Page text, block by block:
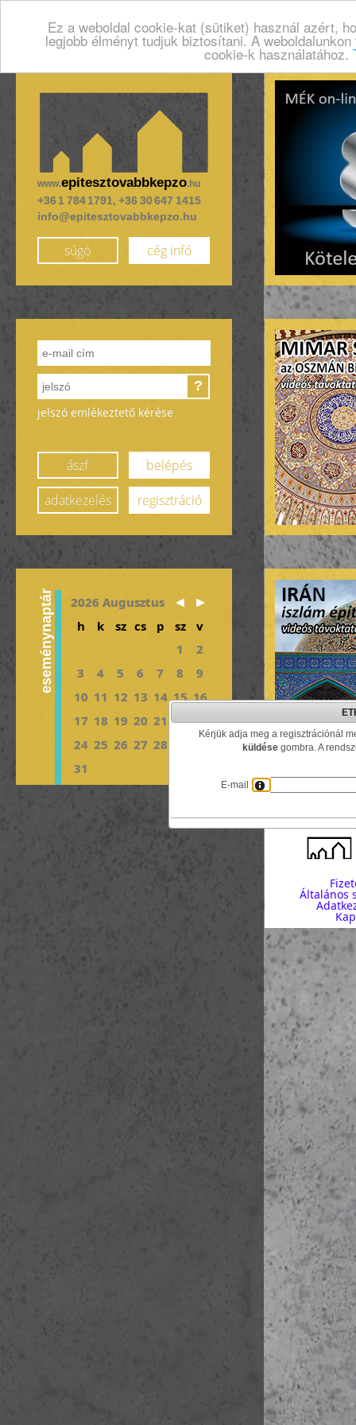
Ez a weboldal cookie-kat (sütiket) használ azért,
legjobb élményt tudjuk biztosítani. A
cookie-k használatához.
www.epitesztovabbkepzo.hu
+36 1 784 1791, +36 30 647 1415
info@epitesztovabbkepzo.hu
súgó cég infó
?
jelszó emlékeztető kérése
ászf
belépés
adatkezelés
regisztráció
eseménynaptár
2026 Augusztus
h
k sz cs p sz
v
1
2
3
4 5 6 7 8
9
10 11 12 13 14 15 16
17 18 19 20 21 22 23
24 25 26 27 28
31
Általános
Kérjük adja meg a regisztrációnál
küldése gombra. A
E-mail